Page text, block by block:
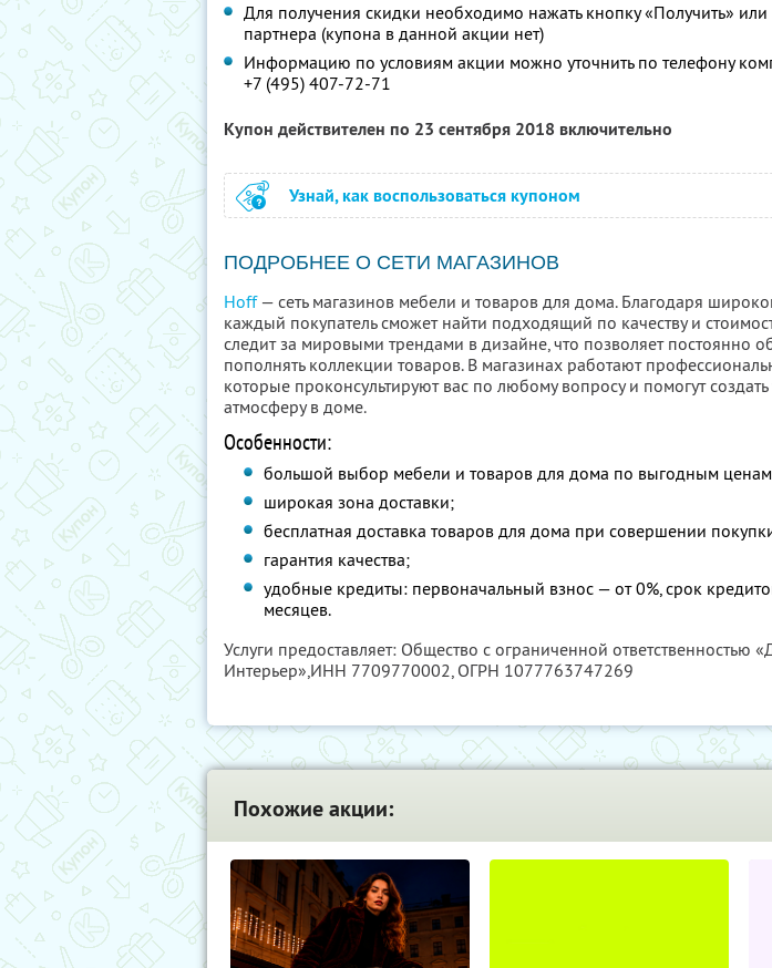
Для получения скидки необходимо нажать кнопку «Получить» или
партнера (купона в данной акции нет)
Информацию по условиям акции можно уточнить по телефону
+7 (495) 407-72-71
Купон действителен по 23 сентября 2018 включительно
Узнай, как воспользоваться купоном
ПОДРОБНЕЕ О СЕТИ МАГАЗИНОВ
Hoff— сеть магазинов мебели и товаров для дома. Благодаря
каждый покупатель сможет найти подходящий по качеству и
следит за мировыми трендами в дизайне, что позволяет постоянно
пополнять коллекции товаров. В магазинах работают
которые проконсультируют вас по любому вопросу и помогут
атмосферу в доме.
Особенности:
большой выбор мебели и товаров для дома по выгодным
широкая зона доставки;
бесплатная доставка товаров для дома при совершении
гарантия качества;
удобные кредиты: первоначальный взнос — от 0%, срок
месяцев.
Услуги предоставляет: Общество с ограниченной ответственностью
Интерьер»,ИНН 7709770002, ОГРН 1077763747269
Похожие акции: